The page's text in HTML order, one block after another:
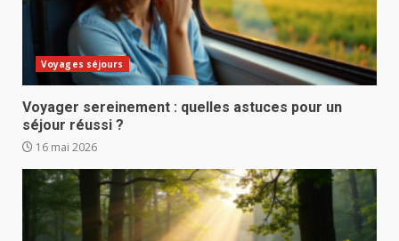
Voyages séjours
Voyager sereinement : quelles astuces pour un
séjour réussi ?
16 mai 2026